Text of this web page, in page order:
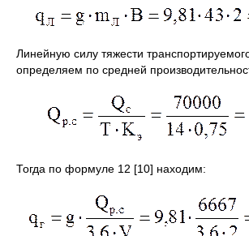
Линейную силу тяжести
определяем по средней
Тогда по формуле 12 [10] находим: